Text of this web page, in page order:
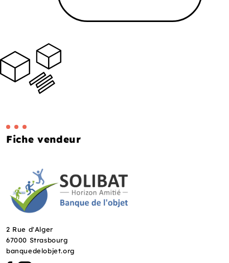
Fiche vendeur
2 Rue d'Alger
67000 Strasbourg
banquedelobjet.org